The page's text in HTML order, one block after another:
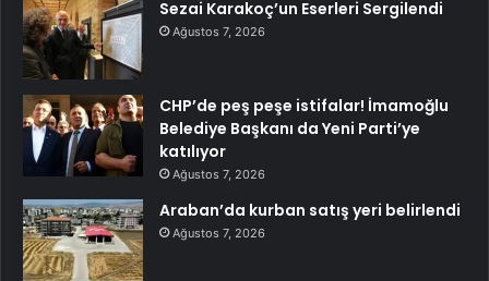
Sezai Karakoç’un Eserleri Sergilendi
Ağustos 7, 2026
CHP’de peş peşe istifalar! İmamoğlu
Belediye Başkanı da Yeni Parti’ye
katılıyor
Ağustos 7, 2026
Araban’da kurban satış yeri belirlendi
Ağustos 7, 2026